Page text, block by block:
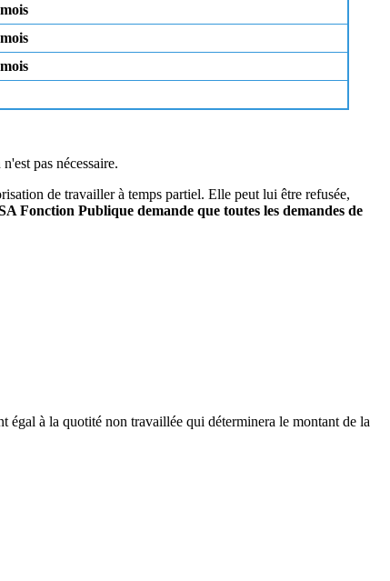
pas nécessaire.
de travailler à temps partiel. Elle peut lui être refusée,
Fonction Publique demande que toutes les demandes de
égal à la quotité non travaillée qui déterminera le montant de la